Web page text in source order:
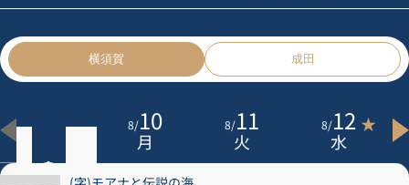
横須賀 成田
8/10
月
8/11
火
8/12 ★
水